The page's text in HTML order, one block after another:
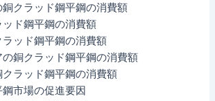
銅クラッド鋼平鋼の消費額
ッド鋼平鋼の消費額
ラッド鋼平鋼の消費額
の銅クラッド鋼平鋼の消費額
クラッド鋼平鋼の消費額
鋼市場の促進要因